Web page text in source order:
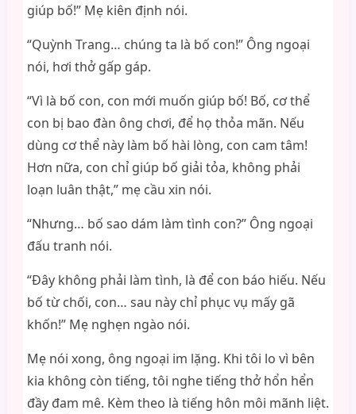
giúp bố!” Mẹ kiên định nói.
“Quỳnh Trang… chúng ta là bố con!” Ông ngoại
nói, hơi thở gấp gáp.
“Vì là bố con, con mới muốn giúp bố! Bố, cơ thể
con bị bao đàn ông chơi, để họ thỏa mãn. Nếu
dùng cơ thể này làm bố hài lòng, con cam tâm!
Hơn nữa, con chỉ giúp bố giải tỏa, không phải
loạn luân thật,” mẹ cầu xin nói.
“Nhưng… bố sao dám làm tình con?” Ông ngoại
đấu tranh nói.
“Đây không phải làm tình, là để con báo hiếu. Nếu
bố từ chối, con… sau này chỉ phục vụ mấy gã
khốn!” Mẹ nghẹn ngào nói.
Mẹ nói xong, ông ngoại im lặng. Khi tôi lo vì bên
kia không còn tiếng, tôi nghe tiếng thở hổn hển
đầy đam mê. Kèm theo là tiếng hôn môi mãnh liệt.